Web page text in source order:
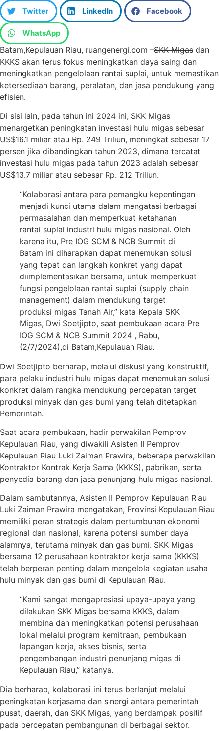
Twitter LinkedIn Facebook
WhatsApp
Batam,Kepulauan Riau, ruangenergi.com –SKK Migas dan
KKKS akan terus fokus meningkatkan daya saing dan
meningkatkan pengelolaan rantai suplai, untuk memastikan
ketersediaan barang, peralatan, dan jasa pendukung yang
efisien.
Di sisi lain, pada tahun ini 2024 ini, SKK Migas
menargetkan peningkatan investasi hulu migas sebesar
US$16.1 miliar atau Rp. 249 Triliun, meningkat sebesar 17
persen jika dibandingkan tahun 2023, dimana tercatat
investasi hulu migas pada tahun 2023 adalah sebesar
US$13.7 miliar atau sebesar Rp. 212 Triliun.
“Kolaborasi antara para pemangku kepentingan
menjadi kunci utama dalam mengatasi berbagai
permasalahan dan memperkuat ketahanan
rantai suplai industri hulu migas nasional. Oleh
karena itu, Pre IOG SCM & NCB Summit di
Batam ini diharapkan dapat menemukan solusi
yang tepat dan langkah konkret yang dapat
diimplementasikan bersama, untuk memperkuat
fungsi pengelolaan rantai suplai (supply chain
management) dalam mendukung target
produksi migas Tanah Air,” kata Kepala SKK
Migas, Dwi Soetjipto, saat pembukaan acara Pre
IOG SCM & NCB Summit 2024 , Rabu,
(2/7/2024),di Batam,Kepulauan Riau.
Dwi Soetjipto berharap, melalui diskusi yang konstruktif,
para pelaku industri hulu migas dapat menemukan solusi
konkret dalam rangka mendukung percepatan target
produksi minyak dan gas bumi yang telah ditetapkan
Pemerintah.
Saat acara pembukaan, hadir perwakilan Pemprov
Kepulauan Riau, yang diwakili Asisten II Pemprov
Kepulauan Riau Luki Zaiman Prawira, beberapa perwakilan
Kontraktor Kontrak Kerja Sama (KKKS), pabrikan, serta
penyedia barang dan jasa penunjang hulu migas nasional.
Dalam sambutannya, Asisten II Pemprov Kepulauan Riau
Luki Zaiman Prawira mengatakan, Provinsi Kepulauan Riau
memiliki peran strategis dalam pertumbuhan ekonomi
regional dan nasional, karena potensi sumber daya
alamnya, terutama minyak dan gas bumi. SKK Migas
bersama 12 perusahaan kontraktor kerja sama (KKKS)
telah berperan penting dalam mengelola kegiatan usaha
hulu minyak dan gas bumi di Kepulauan Riau.
“Kami sangat mengapresiasi upaya-upaya yang
dilakukan SKK Migas bersama KKKS, dalam
membina dan meningkatkan potensi perusahaan
lokal melalui program kemitraan, pembukaan
lapangan kerja, akses bisnis, serta
pengembangan industri penunjang migas di
Kepulauan Riau,” katanya.
Dia berharap, kolaborasi ini terus berlanjut melalui
peningkatan kerjasama dan sinergi antara pemerintah
pusat, daerah, dan SKK Migas, yang berdampak positif
pada percepatan pembangunan di berbagai sektor.